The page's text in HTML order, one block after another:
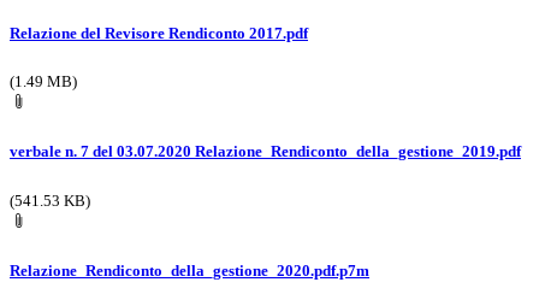
Relazione del Revisore Rendiconto 2017.pdf
(1.49 MB)
verbale n. 7 del 03.07.2020 Relazione_Rendiconto_della_gestione_2019.pdf
(541.53 KB)
Relazione_Rendiconto_della_gestione_2020.pdf.p7m